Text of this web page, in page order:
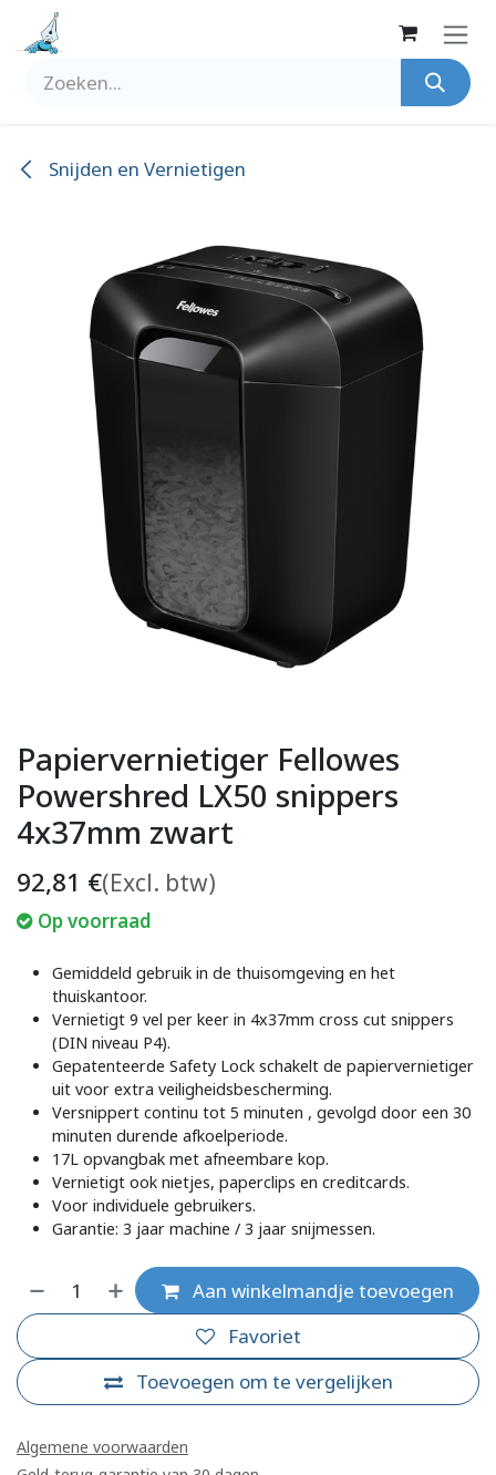
Overslaan naar inhoud
Snijden en Vernietigen
Papiervernietiger Fellowes
Powershred LX50 snippers
4x37mm zwart
92,81 €(Excl. btw)
Op voorraad
Gemiddeld gebruik in de thuisomgeving en het
thuiskantoor.
Vernietigt 9 vel per keer in 4x37mm cross cut snippers
(DIN niveau P4).
Gepatenteerde Safety Lock schakelt de papiervernietiger
uit voor extra veiligheidsbescherming.
Versnippert continu tot 5 minuten , gevolgd door een 30
minuten durende afkoelperiode.
17L opvangbak met afneembare kop.
Vernietigt ook nietjes, paperclips en creditcards.
Voor individuele gebruikers.
Garantie: 3 jaar machine / 3 jaar snijmessen.
Aan winkelmandje toevoegen
Toevoegen om te vergelijken
Favoriet
Algemene voorwaarden